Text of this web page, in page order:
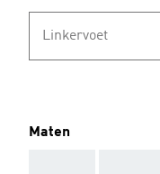
Linkervoet
Maten